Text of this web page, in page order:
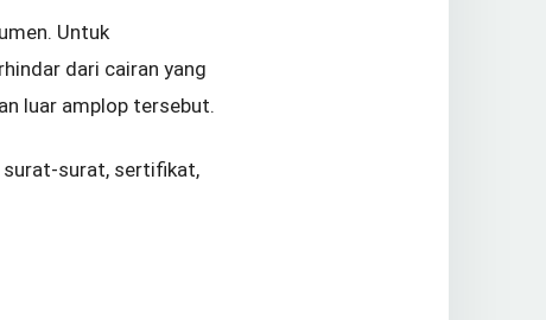
Untuk
dari cairan yang
luar amplop tersebut.
surat-surat, sertifikat,